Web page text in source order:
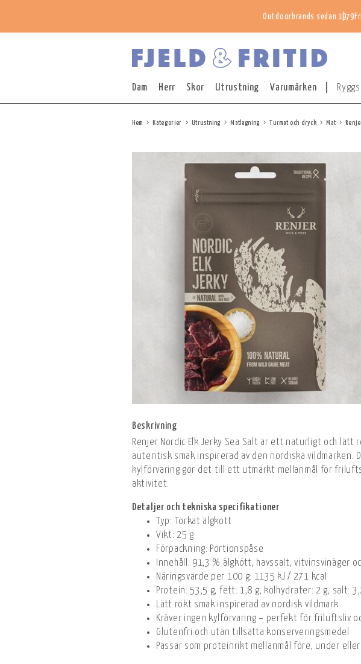
Outdoorbrands sedan 1979
Dam Herr Skor Utrustning Varumärken
Hem Kategorier Utrustning Matlagning Turmat och dryck Mat
Beskrivning
Renjer Nordic Elk Jerky Sea Salt är ett naturligt och
autentisk smak inspirerad av den nordiska vildmarken.
kylförvaring gör det till ett utmärkt mellanmål för
aktivitet.
Detaljer och tekniska specifikationer
Typ: Torkat älgkött
Vikt: 25 g
Förpackning: Portionspåse
Innehåll: 91,3 % älgkött, havssalt, vitvinsvinäger
Näringsvärde per 100 g: 1135 kJ / 271 kcal
Protein: 53,5 g, fett: 1,8 g, kolhydrater: 2 g, salt:
Lätt rökt smak inspirerad av nordisk vildmark
Kräver ingen kylförvaring – perfekt för friluftsliv
Glutenfri och utan tillsatta konserveringsmedel
Passar som proteinrikt mellanmål före, under